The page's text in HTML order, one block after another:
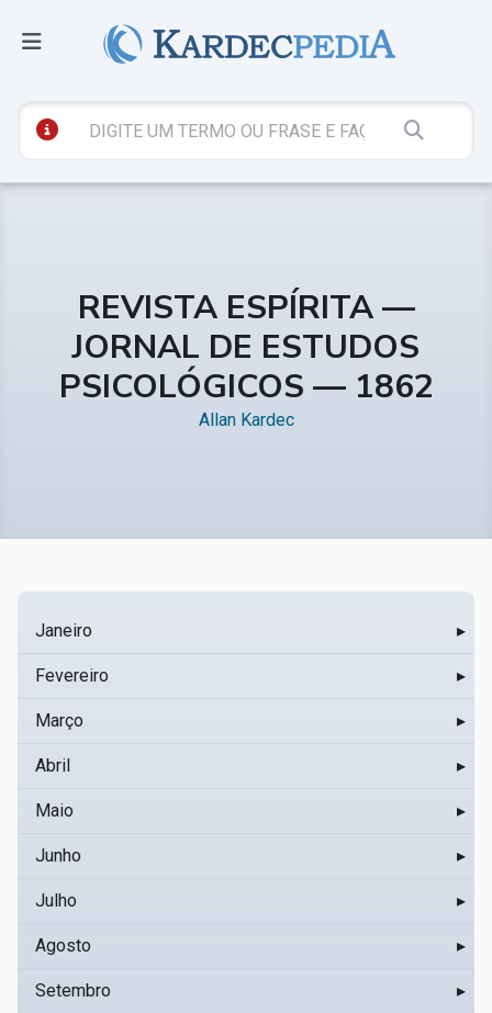
REVISTA ESPÍRITA —
JORNAL DE ESTUDOS
PSICOLÓGICOS — 1862
Allan Kardec
Janeiro ▸
Fevereiro ▸
Março ▸
Abril ▸
Maio ▸
Junho ▸
Julho ▸
Agosto ▸
Setembro ▸